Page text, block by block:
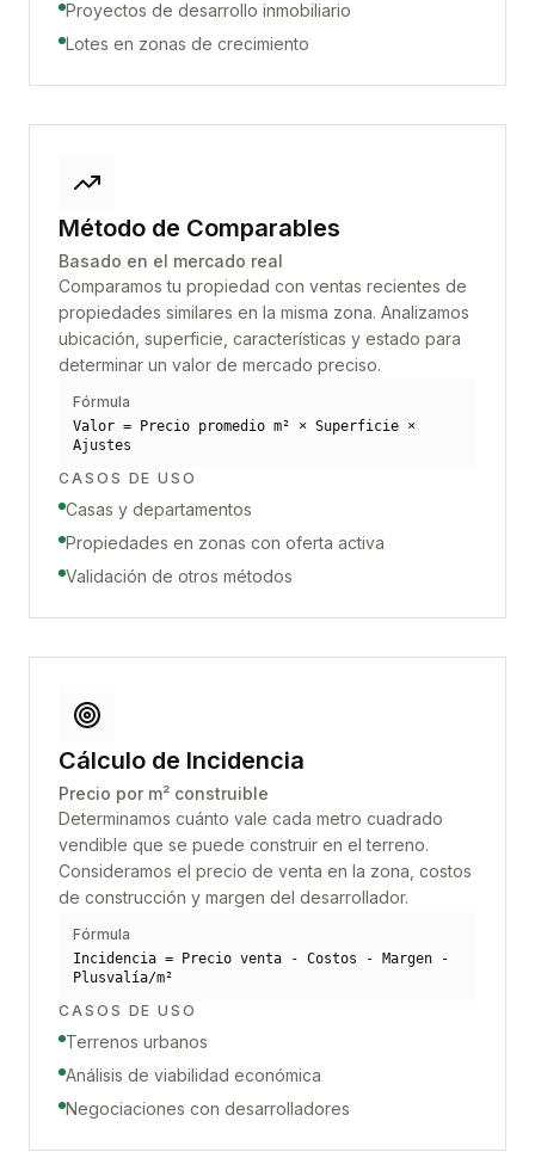
Proyectos de desarrollo inmobiliario
Lotes en zonas de crecimiento
Método de Comparables
Basado en el mercado real
Comparamos tu propiedad con ventas recientes de
propiedades similares en la misma zona. Analizamos
ubicación, superficie, características y estado para
determinar un valor de mercado preciso.
Fórmula
Valor = Precio promedio m² × Superficie ×
Ajustes
CASOS DE USO
Casas y departamentos
Propiedades en zonas con oferta activa
Validación de otros métodos
Cálculo de Incidencia
Precio por m² construible
Determinamos cuánto vale cada metro cuadrado
vendible que se puede construir en el terreno.
Consideramos el precio de venta en la zona, costos
de construcción y margen del desarrollador.
Fórmula
Incidencia = Precio venta - Costos - Margen -
Plusvalía/m²
CASOS DE USO
Terrenos urbanos
Análisis de viabilidad económica
Negociaciones con desarrolladores